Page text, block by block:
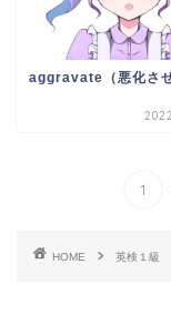
aggravate（悪化させ
1
HOME 英検１級